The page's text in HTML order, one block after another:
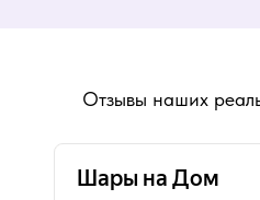
Отзывы наших